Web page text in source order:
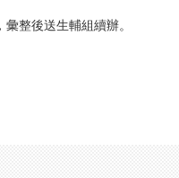
整後送生輔組續辦。